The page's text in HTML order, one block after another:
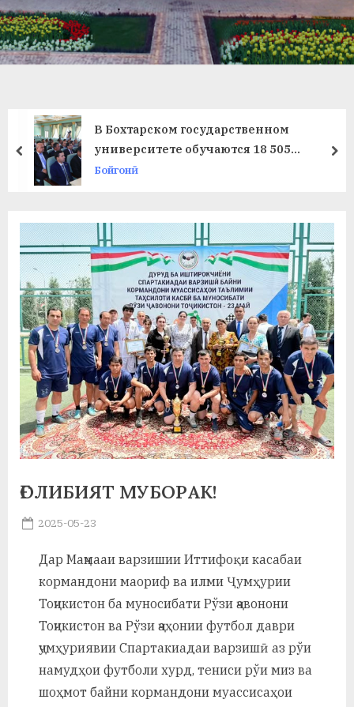
в
л
а
и
х
т
а
р
б
а
н
о
м
с
р
и
Х
В Бохтарском государственном
университете обучаются 18 505
студентов
Бойгонӣ
prev
ҒОЛИБИЯТ МУБОРАК!
Posted
2025-05-23
Дар Маҷмааи варзишии Иттифоқи касабаи
кормандони маориф ва илми Ҷумҳурии
Тоҷикистон ба муносибати Рўзи ҷавонони
Тоҷикистон ва Рўзи ҷаҳонии футбол даври
ҷумҳуриявии Спартакиадаи варзишӣ аз рўи
намудҳои футболи хурд, тениси рўи миз ва
шоҳмот байни кормандони муассисаҳои